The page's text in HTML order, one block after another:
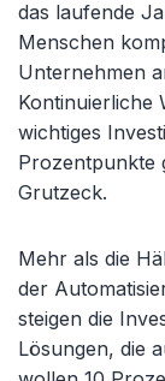
das laufende
Menschen
Unternehmen
Kontinuierliche
wichtiges
Prozentpunkte
Grutzeck.
Mehr als die
der
steigen die
Lösungen, die